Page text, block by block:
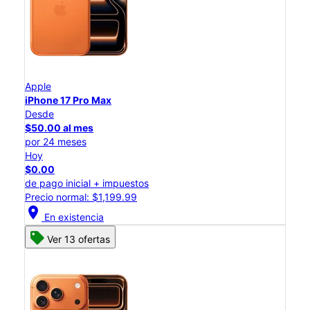
Apple
iPhone 17 Pro Max
Desde
$50.00 al mes
por 24 meses
Hoy
$0.00
de pago inicial + impuestos
Precio normal: $1,199.99
location_on En existencia
Ver 13 ofertas